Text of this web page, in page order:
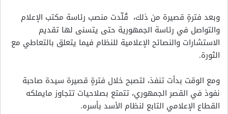
وبعد فترةٍ قصيرة من ذلك، قُلّدت منصب رئاسة مكتب الإعلام
والتواصل في رئاسة الجمهورية حتى يتسنى لها تقديم
الاستشارات والنصائح الإعلامية للنظام فيما يتعلق بالتعاطي مع
الثورة.
ومع الوقت بدأت تنفذ، لتصبح خلال فترةٍ قصيرة سيدة صاحبة
نفوذ في القصر الجمهوري، تتمتع بصلاحيات تتجاوز مايملكه
القطاع الإعلامي التابع لنظام الأسد بأسره.